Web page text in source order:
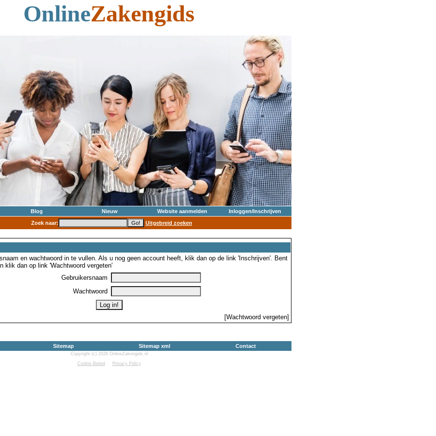
OnlineZakengids
Blog Nieuw Website aanmelden
Inloggen/Inschrijven
Zoek naar:
Uitgebreid zoeken
en wachtwoord in te vullen. Als u nog geen account heeft, klik dan op de link 'Inschrijven'. Bent
klik dan op link 'Wachtwoord vergeten'
Gebruikersnaam
Wachtwoord
[Wachtwoord vergeten]
Sitemap Sitemap xml Contact
Copyright (c) 2026 OnlineZakengids.nl
Cookie Beleid
Privacy Policy